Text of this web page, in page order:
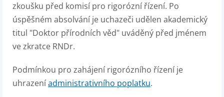
zkoušku před komisí pro rigorózní řízení. Po
úspěšném absolvání je uchazeči udělen akademický
titul "Doktor přírodních věd" uváděný před jménem
ve zkratce RNDr.
Podmínkou pro zahájení rigorózního řízení je
uhrazeníadministrativního poplatku.